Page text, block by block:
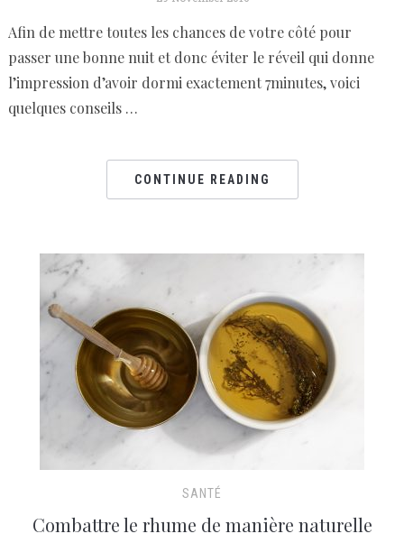
Afin de mettre toutes les chances de votre côté pour
passer une bonne nuit et donc éviter le réveil qui donne
l’impression d’avoir dormi exactement 7minutes, voici
quelques conseils …
CONTINUE READING
SANTÉ
Combattre le rhume de manière naturelle